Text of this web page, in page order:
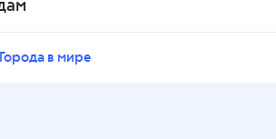
Города в мире